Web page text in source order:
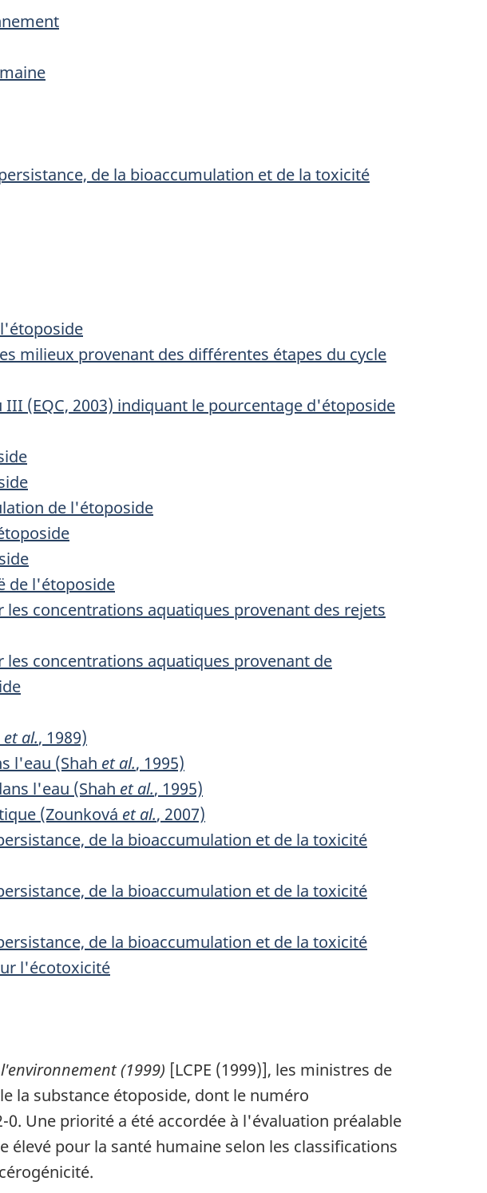
de la bioaccumulation et de la toxicité
milieux provenant des différentes étapes du cycle
(EQC, 2003) indiquant le pourcentage d'étoposide
de l'étoposide
de l'étoposide
concentrations aquatiques provenant des rejets
concentrations aquatiques provenant de
et al., 1989)
l'eau (Shah et al., 1995)
l'eau (Shah et al., 1995)
(Zounková et al., 2007)
de la bioaccumulation et de la toxicité
de la bioaccumulation et de la toxicité
de la bioaccumulation et de la toxicité
l'écotoxicité
(1999) [LCPE (1999)], les ministres de
la substance étoposide, dont le numéro
0. Une priorité a été accordée à l'évaluation préalable
pour la santé humaine selon les classifications